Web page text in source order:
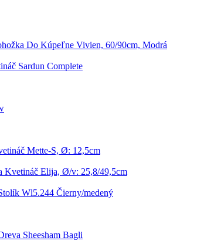
Do Kúpeľne Vivien, 60/90cm, Modrá
Sardun Complete
Mette-S, Ø: 12,5cm
Kvetináč Elija, Ø/v: 25,8/49,5cm
Wl5.244 Čierny/medený
Sheesham Bagli